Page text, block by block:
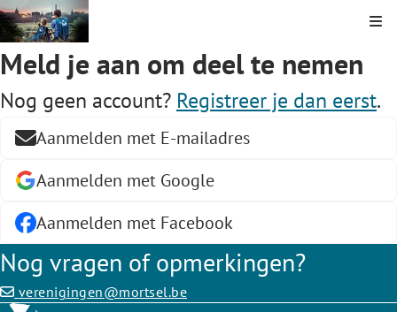
Meld je aan om deel te nemen
Nog geen account? Registreer je dan eerst.
Aanmelden met E-mailadres
Aanmelden met Google
Aanmelden met Facebook
Nog vragen of opmerkingen?
verenigingen@mortsel.be